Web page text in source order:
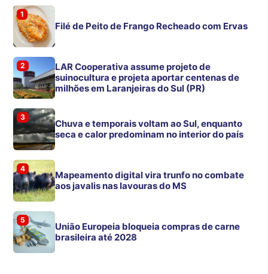
1
Filé de Peito de Frango Recheado com Ervas
2
LAR Cooperativa assume projeto de
suinocultura e projeta aportar centenas de
milhões em Laranjeiras do Sul (PR)
3
Chuva e temporais voltam ao Sul, enquanto
seca e calor predominam no interior do país
4
Mapeamento digital vira trunfo no combate
aos javalis nas lavouras do MS
5
União Europeia bloqueia compras de carne
brasileira até 2028